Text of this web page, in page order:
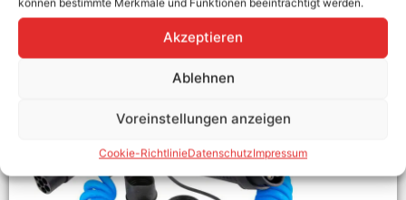
Akzeptieren
Ablehnen
Voreinstellungen anzeigen
Cookie-RichtlinieDatenschutzImpressum